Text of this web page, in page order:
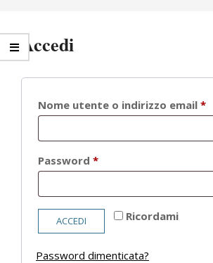
Accedi
Nome utente o indirizzo email *
Password *Richiesto
Ricordami
ACCEDI
Password dimenticata?